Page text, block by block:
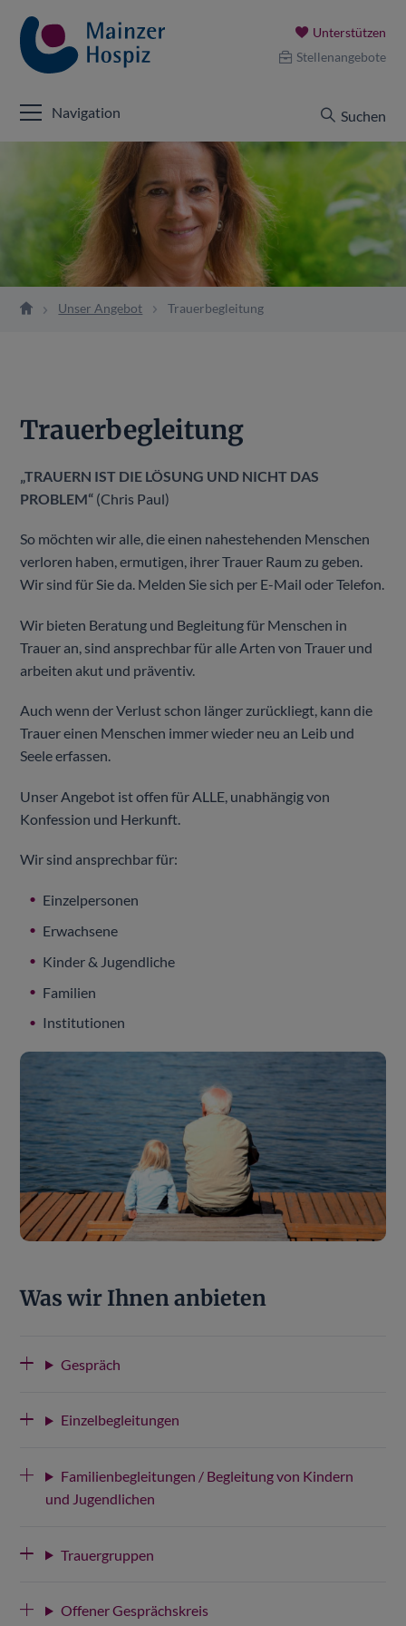
Unterstützen
Stellenangebote
Navigation Suchen
Unser Angebot Trauerbegleitung
Trauerbegleitung
„TRAUERN IST DIE LÖSUNG UND NICHT DAS
PROBLEM“ (Chris Paul)
So möchten wir alle, die einen nahestehenden Menschen
verloren haben, ermutigen, ihrer Trauer Raum zu geben.
Wir sind für Sie da. Melden Sie sich per E-Mail oder Telefon.
Wir bieten Beratung und Begleitung für Menschen in
Trauer an, sind ansprechbar für alle Arten von Trauer und
arbeiten akut und präventiv.
Auch wenn der Verlust schon länger zurückliegt, kann die
Trauer einen Menschen immer wieder neu an Leib und
Seele erfassen.
Unser Angebot ist offen für ALLE, unabhängig von
Konfession und Herkunft.
Wir sind ansprechbar für:
Einzelpersonen
Erwachsene
Kinder & Jugendliche
Familien
Institutionen
Was wir Ihnen anbieten
Gespräch
Einzelbegleitungen
Familienbegleitungen / Begleitung von Kindern
und Jugendlichen
Trauergruppen
Offener Gesprächskreis